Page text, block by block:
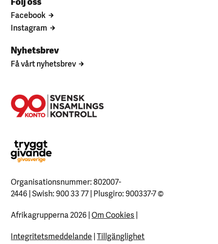
Facebook
Instagram
Nyhetsbrev
Få vårt nyhetsbrev
Organisationsnummer: 802007-
2446 | Swish: 900 33 77 | Plusgiro: 900337-7©
Afrikagrupperna 2026 |Om Cookies |
Integritetsmeddelande |Tillgänglighet